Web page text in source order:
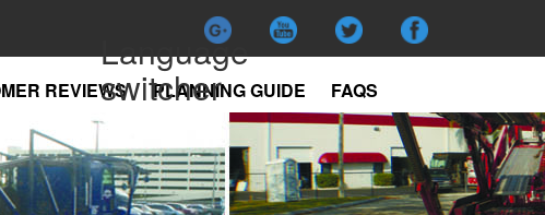
Language
switcher
REVIEWS PLANNING GUIDE FAQS